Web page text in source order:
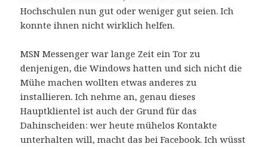
Hochschulen nun gut oder weniger gut seien. Ich
konnte ihnen nicht wirklich helfen.
MSN Messenger war lange Zeit ein Tor zu
denjenigen, die Windows hatten und sich nicht die
Mühe machen wollten etwas anderes zu
installieren. Ich nehme an, genau dieses
Hauptklientel ist auch der Grund für das
Dahinscheiden: wer heute mühelos Kontakte
unterhalten will, macht das bei Facebook. Ich wüsst